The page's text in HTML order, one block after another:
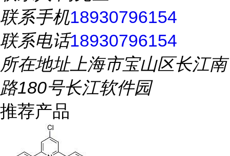
联系手机18930796154
联系电话18930796154
所在地址上海市宝山区长江南
路180号长江软件园
推荐产品